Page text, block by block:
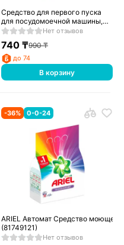
Средство для первого пуска
для посудомоечной машины,
125 г., 1 шт., BREZO, арт. 87776
Нет отзывов
740 ₸990₸
до 74
В корзину
порошкообразное
-36% 0-0-24
ARIEL Автомат Средство моющее
(81749121)
Нет отзывов